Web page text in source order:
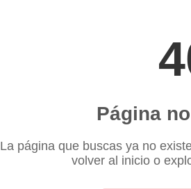
Página
La página que buscas ya no
volver al inicio o